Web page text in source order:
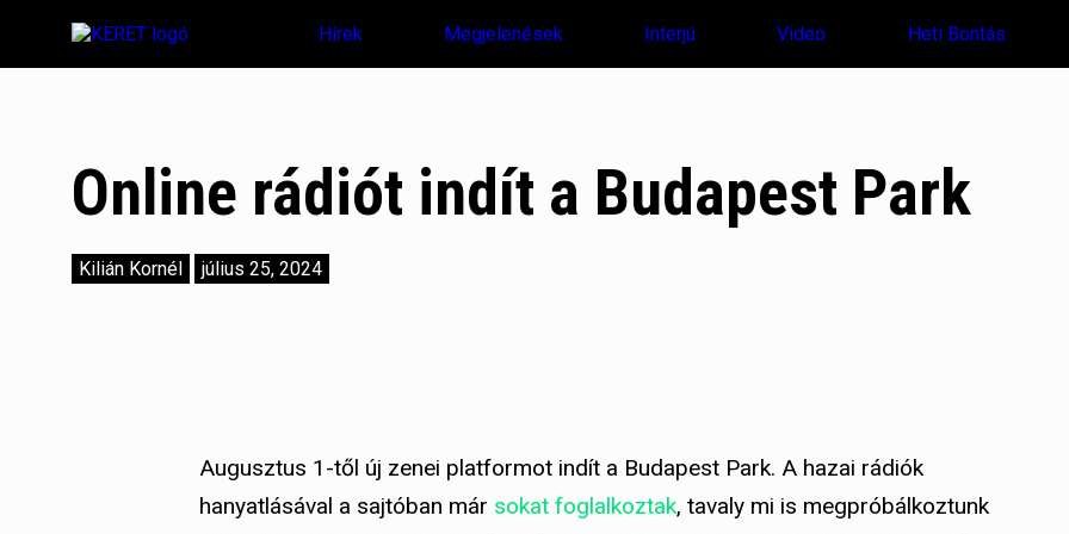
Hírek Megjelenések Interjú Video Heti Bontás
Online rádiót indít a Budapest Park
Kilián Kornél július 25, 2024
Augusztus 1-től új zenei platformot indít a Budapest Park. A hazai rádiók
hanyatlásával a sajtóban már sokat foglalkoztak, tavaly mi is megpróbálkoztunk